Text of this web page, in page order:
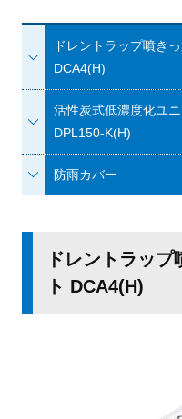
ドレントラップ噴き
DCA4(H)
活性炭式低濃度化ユニ
DPL150-K(H)
防雨カバー
ドレントラッ
ト DCA4(H)